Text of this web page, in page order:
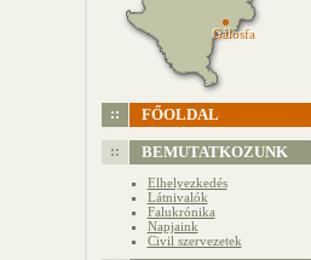
Gálosfa
Gálosfa
FŐOLDAL
BEMUTATKOZUNK
Elhelyezkedés
Látnivalók
Falukrónika
Napjaink
Civil szervezetek